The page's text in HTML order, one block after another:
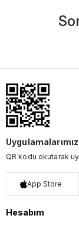
QR kodu okutarak
App Store
Hesabım